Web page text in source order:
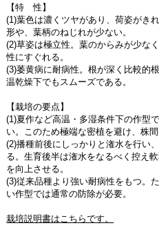
【特 性】
(1)葉色は濃くツヤがあり、荷姿がき
形や、葉柄のねじれが少ない。
(2)草姿は極立性。葉のからみが少な
性にすぐれる。
(3)萎黄病に耐病性。根が深く比較的
温乾燥下でもスムーズである。
【栽培の要点】
(1)夏作など高温・多湿条件下の作型
い。このため極端な密植を避け、株
(2)播種前後にしっかりと潅水を行い
る。生育後半は潅水をなるべく控え
を向上させる。
(3)従来品種より強い耐病性をもつ。
い作型では通常の防除が必要。
栽培説明書はこちらです。